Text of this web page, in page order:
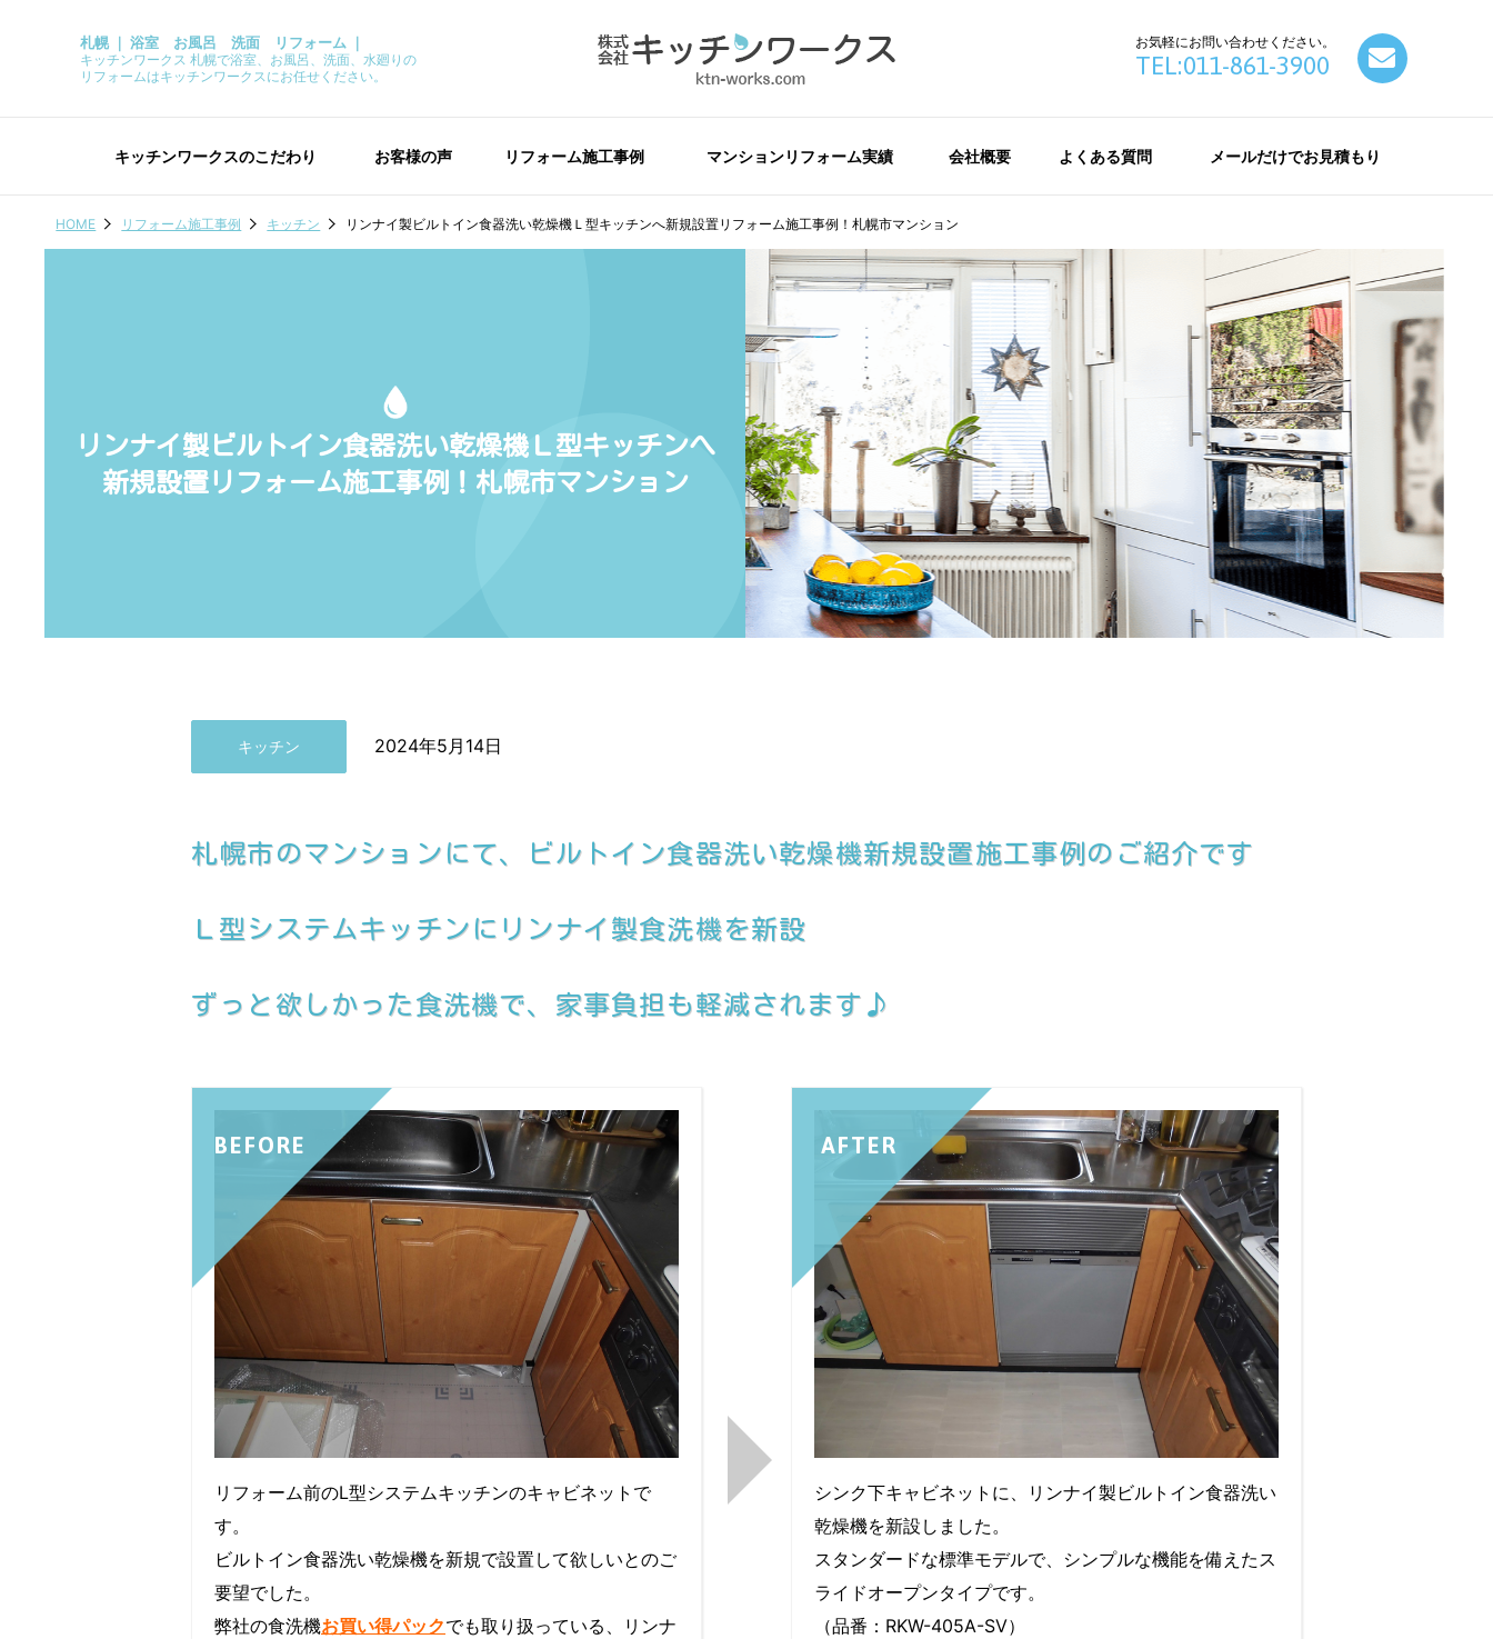
札幌 ｜ 浴室 お風呂 洗面 リフォーム ｜
キッチンワークス 札幌で浴室、お風呂、洗面、水廻りの
リフォームはキッチンワークスにお任せください。
お気軽にお問い合わせください。
TEL:011-861-3900
キッチンワークスのこだわり お客様の声 リフォーム施工事例 マンションリフォーム実績 会社概要 よくある質問 メールだけでお見積もり
HOME リフォーム施工事例 キッチン リンナイ製ビルトイン食器洗い乾燥機Ｌ型キッチンへ新規設置リフォーム施工事例！札幌市マンション
リンナイ製ビルトイン食器洗い乾燥機Ｌ型キッチンへ
新規設置リフォーム施工事例！札幌市マンション
キッチン 2024年5月14日
札幌市のマンションにて、ビルトイン食器洗い乾燥機新規設置施工事例のご紹介です
Ｌ型システムキッチンにリンナイ製食洗機を新設
ずっと欲しかった食洗機で、家事負担も軽減されます♪
BEFORE
リフォーム前のL型システムキッチンのキャビネットで
す。
ビルトイン食器洗い乾燥機を新規で設置して欲しいとのご
要望でした。
弊社の食洗機お買い得パックでも取り扱っている、リンナ
AFTER
シンク下キャビネットに、リンナイ製ビルトイン食器洗い
乾燥機を新設しました。
スタンダードな標準モデルで、シンプルな機能を備えたス
ライドオープンタイプです。
（品番：RKW-405A-SV）